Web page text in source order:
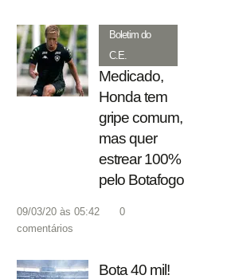
Boletim do
C.E.
Medicado,
Honda tem
gripe comum,
mas quer
estrear 100%
pelo Botafogo
09/03/20 às 05:42
0
comentários
Bota 40 mil!